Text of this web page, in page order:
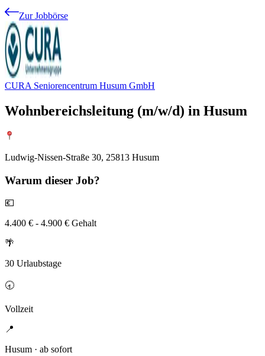
Zur Jobbörse
CURA Seniorencentrum Husum GmbH
Wohnbereichsleitung (m/w/d) in Husum
Ludwig-Nissen-Straße 30, 25813 Husum
Warum dieser Job?
💶
4.400 € - 4.900 € Gehalt
🌴
30 Urlaubstage
🕣
Vollzeit
📍
Husum · ab sofort